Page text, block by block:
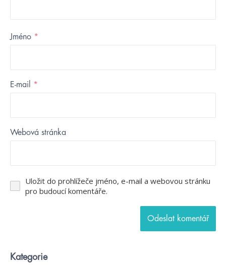
Jméno *
E-mail *
Webová stránka
Uložit do prohlížeče jméno, e-mail a webovou stránku
pro budoucí komentáře.
Kategorie